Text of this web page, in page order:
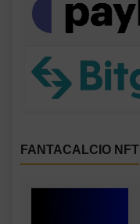
FANTACALCIO NFT